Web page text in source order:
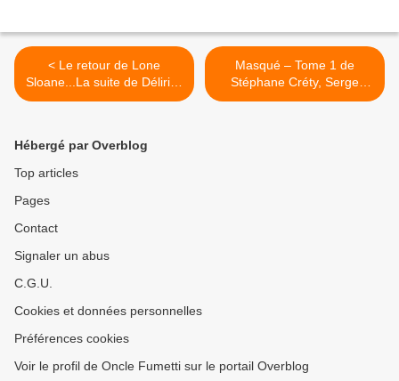
< Le retour de Lone
Sloane...La suite de Délirius
par Philippe Druillet chez
Masqué – Tome 1 de
Stéphane Créty, Serge
Lehman et Gaétan Georges
Hébergé par Overblog
Top articles
Pages
Contact
Signaler un abus
C.G.U.
Cookies et données personnelles
Préférences cookies
Voir le profil de Oncle Fumetti sur le portail Overblog